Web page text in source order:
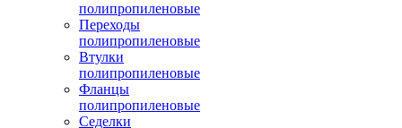
полипропиленовые
Переходы
полипропиленовые
Втулки
полипропиленовые
Фланцы
полипропиленовые
Седелки